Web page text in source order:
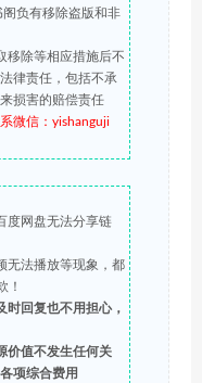
负有移除盗版和非
移除等相应措施后不
律责任，包括不承
损害的赔偿责任
微信：yishanguji
度网盘无法分享链
无法播放等现象，都
！
时回复也不用担心，
价值不发生任何关
项综合费用